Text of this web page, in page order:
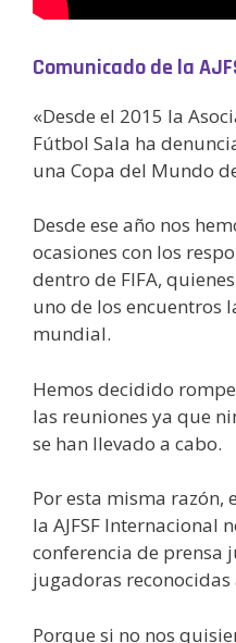
Comunicado de la
«Desde el 2015 la
Fútbol Sala ha
una Copa del Mundo
Desde ese año nos
ocasiones con los
dentro de FIFA,
uno de los encuentros
mundial.
Hemos decidido
las reuniones ya que
se han llevado a cabo.
Por esta misma razón,
la AJFSF Internacional
conferencia de prensa
jugadoras
Porque si no nos